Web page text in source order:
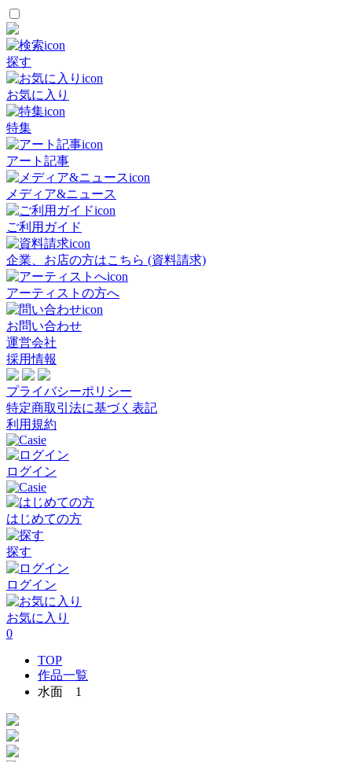
探す
お気に入り
特集
アート記事
メディア&ニュース
ご利用ガイド
企業、お店の方はこちら (資料請求)
アーティストの方へ
お問い合わせ
運営会社
採用情報
プライバシーポリシー
特定商取引法に基づく表記
利用規約
ログイン
はじめての方
探す
ログイン
お気に入り
0
TOP
作品一覧
水面 1